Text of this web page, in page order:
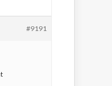
#9191